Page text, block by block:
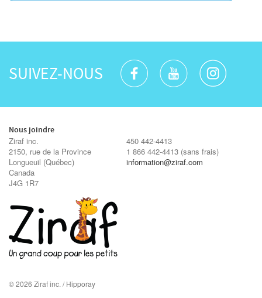
SUIVEZ-NOUS
Nous joindre
Ziraf inc.
2150, rue de la Province
Longueuil (Québec)
Canada
J4G 1R7
450 442-4413
1 866 442-4413(sans frais)
information@ziraf.com
© 2026 Ziraf inc. / Hipporay